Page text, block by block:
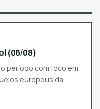
(06/08)
período com foco em
europeus da